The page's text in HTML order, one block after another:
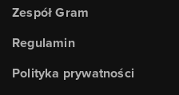
Zespół Gram
Regulamin
Polityka prywatności